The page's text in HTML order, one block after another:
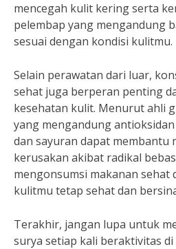
mencegah kulit kering serta
pelembap yang mengandung
sesuai dengan kondisi kulitmu.
Selain perawatan dari luar,
sehat juga berperan penting
kesehatan kulit. Menurut ahli
yang mengandung
dan sayuran dapat membantu
kerusakan akibat radikal
mengonsumsi makanan sehat
kulitmu tetap sehat dan
Terakhir, jangan lupa untuk
surya setiap kali beraktivitas